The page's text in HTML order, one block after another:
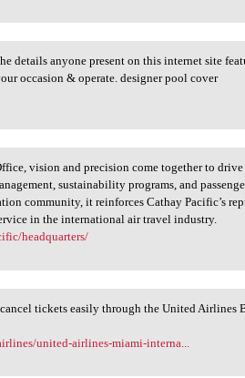
details anyone present on this internet site
occasion & operate. designer pool cover
vision and precision come together to drive
sustainability programs, and
community, it reinforces Cathay Pacific’s
in the international air travel industry.
headquarters/
tickets easily through the United Airlines
united-airlines-miami-interna...